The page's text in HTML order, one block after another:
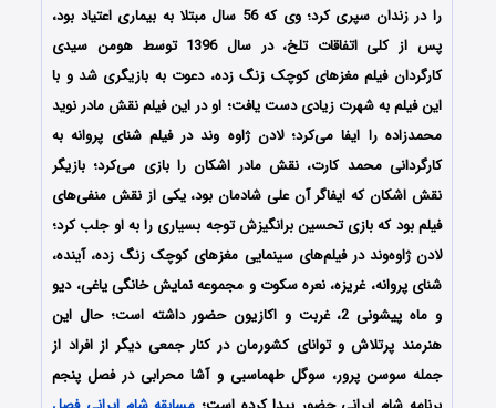
را در زندان سپری کرد؛ وی که 56 سال مبتلا به بیماری اعتیاد بود،
پس از کلی اتفاقات تلخ، در سال 1396 توسط هومن سیدی
کارگردان فیلم مغزهای کوچک زنگ زده، دعوت به بازیگری شد و با
این فیلم به شهرت زیادی دست یافت؛ او در این فیلم نقش مادر نوید
محمدزاده را ایفا می‌کرد؛ لادن ژاوه وند در فیلم شنای پروانه به
کارگردانی محمد کارت، نقش مادر اشکان را بازی می‌کرد؛ بازیگر
نقش اشکان که ایفاگر آن علی شادمان بود، یکی از نقش منفی‌های
فیلم بود که بازی تحسین برانگیزش توجه بسیاری را به او جلب کرد؛
لادن ژاوه‌وند در فیلم‌های سینمایی مغزهای کوچک زنگ زده، آینده،
شنای پروانه، غریزه، نعره سکوت و مجموعه نمایش خانگی یاغی، دیو
و ماه پیشونی 2، غربت و اکازیون حضور داشته است؛ حال این
هنرمند پرتلاش و توانای کشورمان در کنار جمعی دیگر از افراد از
جمله سوسن پرور، سوگل طهماسبی و آشا محرابی در فصل پنجم